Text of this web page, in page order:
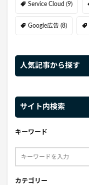
Service Cloud (9)
Google広告 (8)
人気記事から探す
サイト内検索
キーワード
カテゴリー